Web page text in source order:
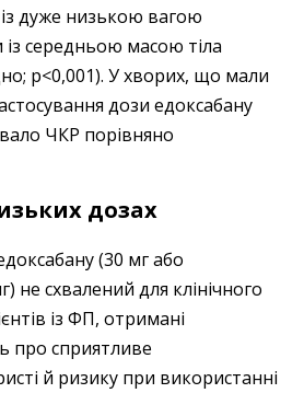
дуже низькою вагою
середньою масою тіла
р<0,001). У хворих, що мали
дози едоксабану
ЧКР порівняно
дозах
(30 мг або
не схвалений для клінічного
із ФП, отримані
про сприятливе
й ризику при використанні